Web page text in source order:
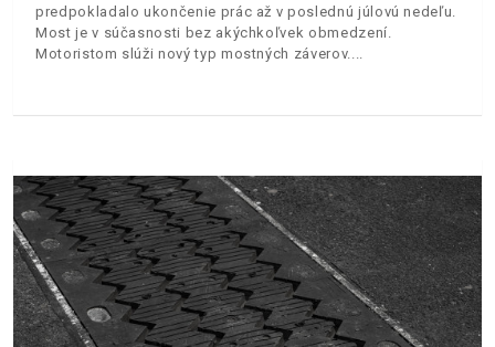
predpokladalo ukončenie prác až v poslednú júlovú nedeľu.
Most je v súčasnosti bez akýchkoľvek obmedzení.
Motoristom slúži nový typ mostných záverov.